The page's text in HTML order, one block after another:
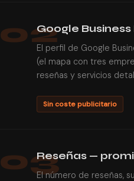
02Google
El perfil de Google
(el mapa con tres
reseñas y servicios
Sin coste publicitario
03Reseñas —
El número de reseñas,